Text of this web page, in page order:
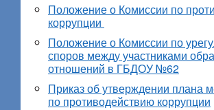
Положение о Комиссии по
коррупции
Положение о Комиссии по
споров между участниками
отношений в ГБДОУ №62
Приказ об утверждении плана
по противодействию коррупции